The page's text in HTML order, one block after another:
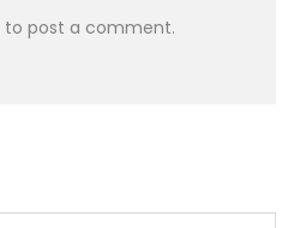
to post a comment.